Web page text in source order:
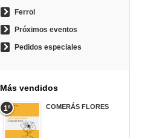
Ferrol
Próximos eventos
Pedidos especiales
Más vendidos
1º COMERÁS FLORES